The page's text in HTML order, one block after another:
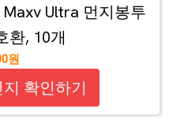
Ultra 먼지봉투
환, 10개
원
확인하기